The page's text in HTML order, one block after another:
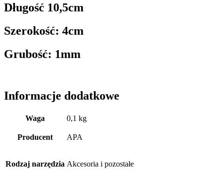
Długość 10,5cm
Szerokość: 4cm
Grubość: 1mm
Informacje dodatkowe
Waga 0,1 kg
Producent APA
Rodzaj narzędzia Akcesoria i pozostałe